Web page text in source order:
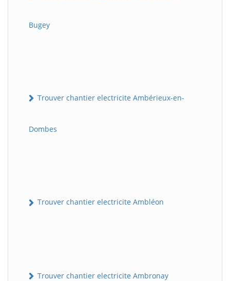
Bugey
Trouver chantier electricite Ambérieux-en-
Dombes
Trouver chantier electricite Ambléon
Trouver chantier electricite Ambronay